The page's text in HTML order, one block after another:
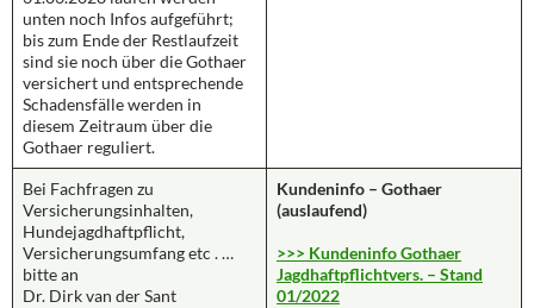
unten noch Infos aufgeführt;
bis zum Ende der Restlaufzeit
sind sie noch über die Gothaer
versichert und entsprechende
Schadensfälle werden in
diesem Zeitraum über die
Gothaer reguliert.
Bei Fachfragen zu
Versicherungsinhalten,
Hundejagdhaftpflicht,
Versicherungsumfang etc . …
bitte an
Dr. Dirk van der Sant
Kundeninfo – Gothaer
(auslaufend)
>>> Kundeninfo Gothaer
Jagdhaftpflichtvers. – Stand
01/2022